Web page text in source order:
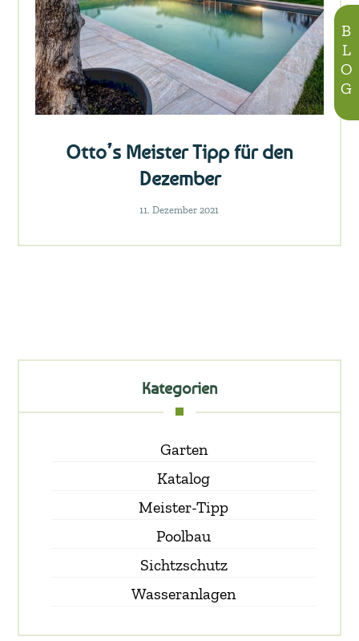
BLOG
Otto’s Meister Tipp für den
Dezember
11. Dezember 2021
Kategorien
Garten
Katalog
Meister-Tipp
Poolbau
Sichtzschutz
Wasseranlagen